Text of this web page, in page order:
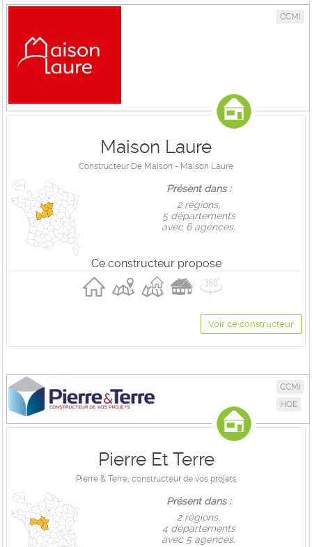
CCMI
Maison Laure
Constructeur De Maison - Maison Laure
Présent dans :
2 règions,
5 départements
avec 6 agences.
Ce constructeur propose
Voir ce constructeur
CCMI
HQE
Pierre Et Terre
Pierre & Terre, constructeur de vos projets
Présent dans :
2 règions,
4 départements
avec 5 agences.